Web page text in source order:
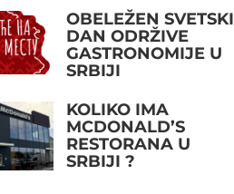
OBELEŽEN SVETSKI
DAN ODRŽIVE
GASTRONOMIJE U
SRBIJI
KOLIKO IMA
MCDONALD’S
RESTORANA U
SRBIJI ?